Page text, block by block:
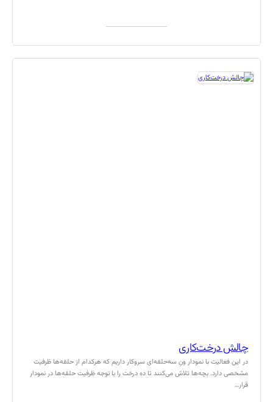
چالش درخت‌کاری
در این فعالیت با نمودار ونِ سه‌حلقه‌ای سروکار داریم که هرکدام از حلقه‌ها ظرفیت
مشخصی دارد. بچه‌ها تلاش می‌کنند تا ده درخت را با توجه ظرفیت حلقه‌ها در نمودار
قرار…